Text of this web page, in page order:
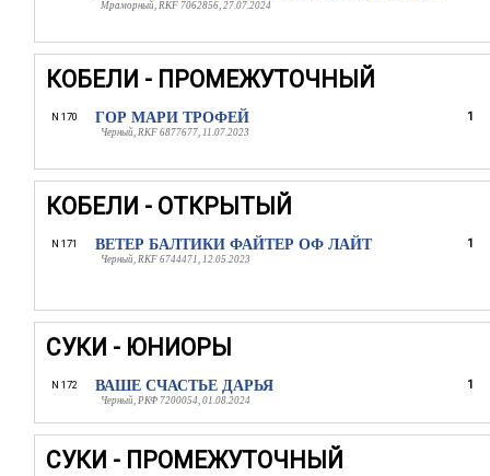
Мраморный, RKF 7062856, 27.07.2024
КОБЕЛИ - ПРОМЕЖУТОЧНЫЙ
N 170 ГОР МАРИ ТРОФЕЙ
Черный, RKF 6877677, 11.07.2023
1
КОБЕЛИ - ОТКРЫТЫЙ
N 171 ВЕТЕР БАЛТИКИ ФАЙТЕР ОФ ЛАЙТ
Черный, RKF 6744471, 12.05.2023
1
СУКИ - ЮНИОРЫ
N 172 ВАШЕ СЧАСТЬЕ ДАРЬЯ
Черный, РКФ 7200054, 01.08.2024
1
СУКИ - ПРОМЕЖУТОЧНЫЙ